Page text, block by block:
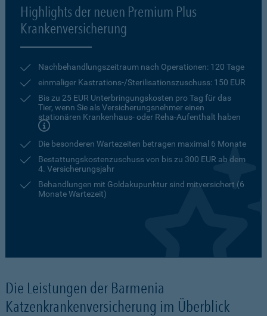
Highlights der neuen Premium Plus
Krankenversicherung
Nachbehandlungszeitraum nach Operationen: 120 Tage
einmaliger Kastrations-/Sterilisationszuschuss: 150 EUR
Bis zu 25 EUR Unterbringungskosten pro Tag für das
Tier, wenn Sie als Versicherungsnehmer einen
stationären Krankenhaus- oder Reha-Aufenthalt haben
Die besonderen Wartezeiten betragen maximal 6 Monate
Bestattungskostenzuschuss von bis zu 300 EUR ab dem
4. Versicherungsjahr
Behandlungen mit Goldakupunktur sind mitversichert (6
Monate Wartezeit)
Die Leistungen der Barmenia
Katzenkrankenversicherung im Überblick